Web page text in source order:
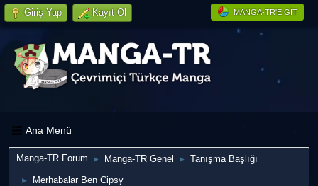
MANGA-TR'E GIT
Giriş Yap Kayıt Ol
Ana Menü
Manga-TR Forum ► Manga-TR Genel ► Tanışma Başlığı
► Merhabalar Ben Cipsy